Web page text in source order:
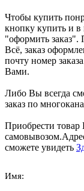
Чтобы купить
кнопку купить и
"оформить заказ".
Всё, заказ
почту номер
Вами.
Либо Вы всегда
заказ по
Приобрести товар
сможете увидеть
Имя: